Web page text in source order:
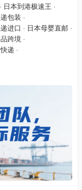
· 日本到港极速王 ·
包装 ·
进口 · 日本母婴直邮 ·
跨境 ·
递 ·